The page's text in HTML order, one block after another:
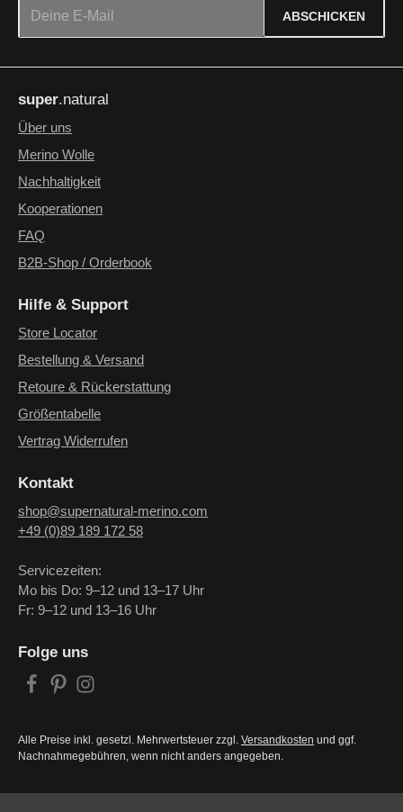
ABSCHICKEN
genommen und die
einverstanden.
Die mit einem Stern (*) markierten Felder sind Pflichtfelder.
Folge uns
Alle Preise inkl. gesetzl. Mehrwertsteuer zzgl. Versandkosten und ggf.
Nachnahmegebühren, wenn nicht anders angegeben.
super.natural
Über uns
Merino Wolle
Nachhaltigkeit
Kooperationen
FAQ
B2B-Shop / Orderbook
Hilfe & Support
Store Locator
Bestellung & Versand
Retoure & Rückerstattung
Größentabelle
Vertrag Widerrufen
Kontakt
shop@supernatural-merino.com
+49 (0)89 189 172 58
Servicezeiten:
Mo bis Do: 9–12 und 13–17 Uhr
Fr: 9–12 und 13–16 Uhr